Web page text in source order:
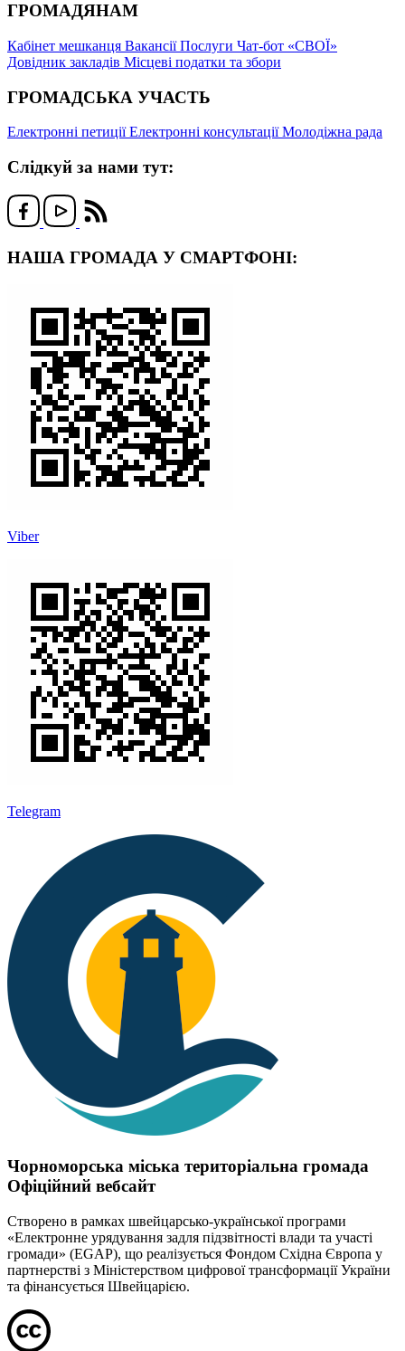
ГРОМАДЯНАМ
Кабінет мешканця ВакансіїПослуги Чат-бот «СВОЇ»
Довідник закладів Місцеві податки та збори
ГРОМАДСЬКА УЧАСТЬ
Електронні петиціїЕлектронні консультаціїМолодіжна рада
Слідкуй за нами тут:
НАША ГРОМАДА У СМАРТФОНІ:
Viber
Telegram
Чорноморська міська територіальна громада
Офіційний вебсайт
Створено в рамках швейцарсько-української програми
«Електронне урядування задля підзвітності влади та участі
громади» (EGAP), що реалізується Фондом Східна Європа у
партнерстві з Міністерством цифрової трансформації України
та фінансується Швейцарією.